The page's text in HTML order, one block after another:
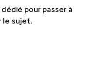
pour passer à
le sujet.